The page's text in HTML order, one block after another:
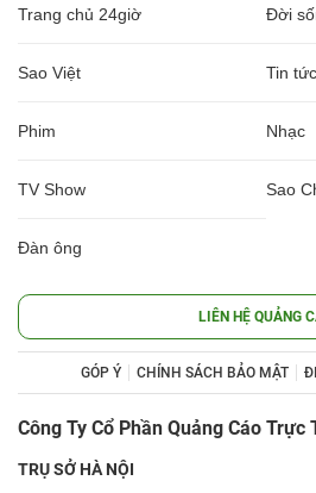
Trang chủ 24giờ Đời
Sao Việt Tin
Phim Nhạc
TV Show Sao
Đàn ông
LIÊN HỆ QUẢNG
GÓP Ý CHÍNH SÁCH BẢO MẬT
Công Ty Cổ Phần Quảng Cáo Trực
TRỤ SỞ HÀ NỘI